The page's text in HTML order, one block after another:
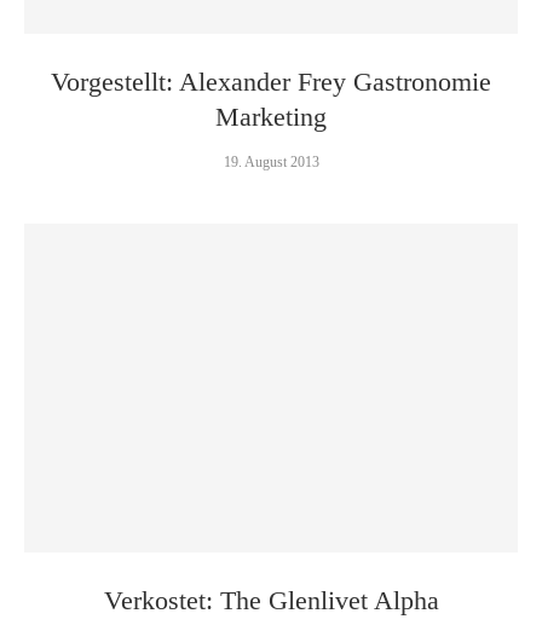
Vorgestellt: Alexander Frey Gastronomie
Marketing
19. August 2013
Verkostet: The Glenlivet Alpha